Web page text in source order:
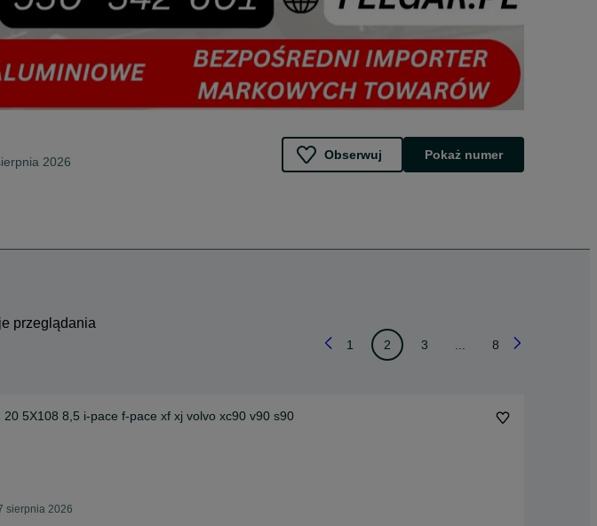
2026
Obserwuj Pokaż numer
przeglądania
1 2 3 8
20 5X108 8,5 i-pace f-pace xf xj volvo xc90 v90 s90
sierpnia 2026